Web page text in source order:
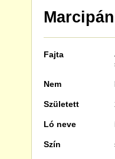
Marcipán
Fajta
Nem
Született
Ló neve
Szín